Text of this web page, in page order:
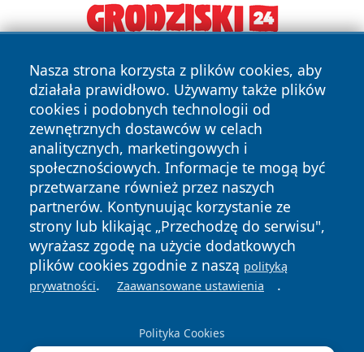
Nasza strona korzysta z plików cookies, aby
działała prawidłowo. Używamy także plików
cookies i podobnych technologii od
zewnętrznych dostawców w celach
analitycznych, marketingowych i
społecznościowych. Informacje te mogą być
przetwarzane również przez naszych
partnerów. Kontynuując korzystanie ze
strony lub klikając „Przechodzę do serwisu",
wyrażasz zgodę na użycie dodatkowych
plików cookies zgodnie z naszą polityką
prywatności. Zaawansowane ustawienia .
Polityka Cookies
Copyright © 2026 wrotachorzowa.pl Wszystkie prawa
zastrzeżone.
News Autorzy
Polityka
Prywatności
Polityka
Cookies